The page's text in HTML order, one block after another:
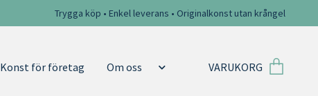
Trygga köp • Enkel leverans • Originalkonst utan krångel
Konst för företag Om oss VARUKORG